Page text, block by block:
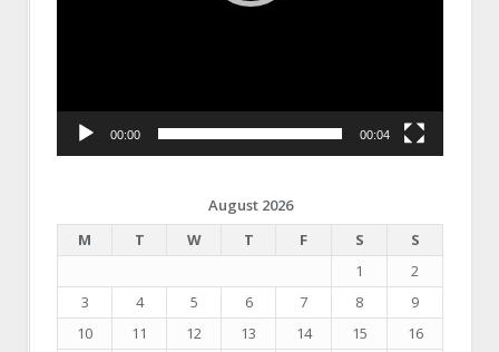
00:00 00:04
August 2026
M
T W T F S
S
1
2
3
4 5 6 7 8
9
10
11 12 13 14 15
16